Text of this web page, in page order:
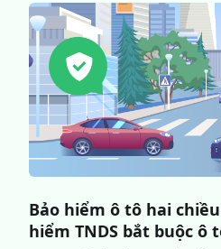
Bảo hiểm ô tô hai
hiểm TNDS bắt buộc ô